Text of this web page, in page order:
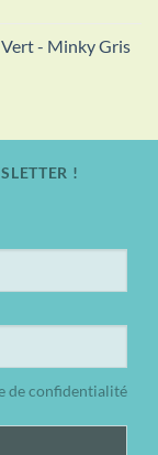
- Minky Gris
!
de confidentialité